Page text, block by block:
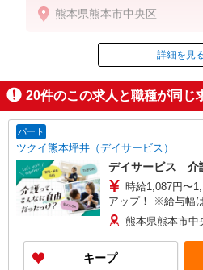
全支給(ガソリン代含む)＞
熊本県熊本市中央区
掲載期間
詳細を見
20件のこの求人と職種が同じ
パート
ツクイ熊本坪井（デイサービス）
デイサービス 介
時給1,087円〜1,117円 ★土日祝日
アップ！ ※給与幅
熊本県熊本市中
キープ